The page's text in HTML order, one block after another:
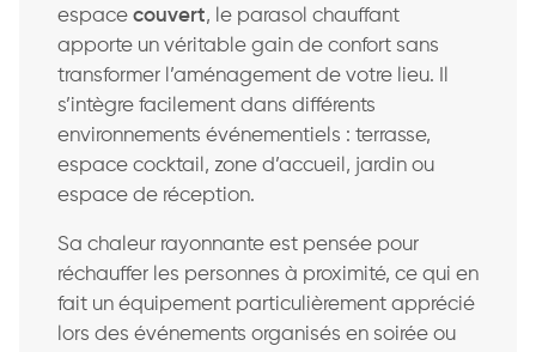
espace couvert, le parasol chauffant
apporte un véritable gain de confort sans
transformer l’aménagement de votre lieu. Il
s’intègre facilement dans différents
environnements événementiels : terrasse,
espace cocktail, zone d’accueil, jardin ou
espace de réception.
Sa chaleur rayonnante est pensée pour
réchauffer les personnes à proximité, ce qui en
fait un équipement particulièrement apprécié
lors des événements organisés en soirée ou